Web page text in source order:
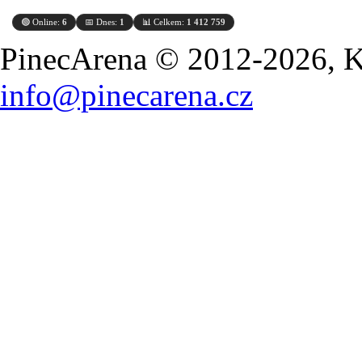
🟢 Online: 6 📅 Dnes: 1 📊 Celkem: 1 412 759
PinecArena © 2012-2026,
info@pinecarena.cz